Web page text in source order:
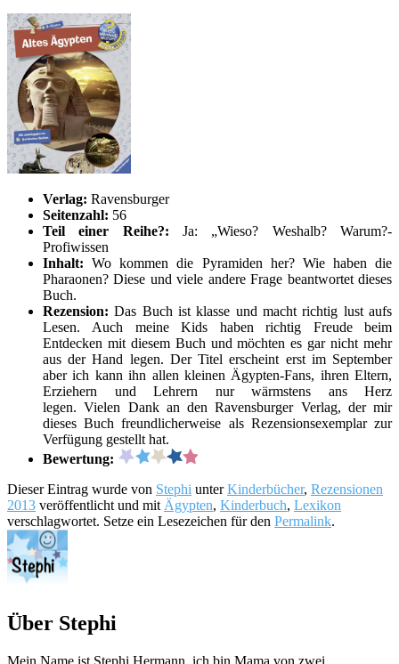
Verlag: Ravensburger
Seitenzahl: 56
Teil einer Reihe?: Ja: „Wieso? Weshalb? Warum?-
Profiwissen
Inhalt:Wo kommen die Pyramiden her? Wie haben die
Pharaonen? Diese und viele andere Frage beantwortet dieses
Buch.
Rezension:Das Buch ist klasse und macht richtig lust aufs
Lesen. Auch meine Kids haben richtig Freude beim
Entdecken mit diesem Buch und möchten es gar nicht mehr
aus der Hand legen. Der Titel erscheint erst im September
aber ich kann ihn allen kleinen Ägypten-Fans, ihren Eltern,
Erziehern und Lehrern nur wärmstens ans Herz
legen. Vielen Dank an den Ravensburger Verlag, der mir
dieses Buch freundlicherweise als Rezensionsexemplar zur
Verfügung gestellt hat.
Bewertung:
Dieser Eintrag wurde von Stephi unterKinderbücher, Rezensionen
2013 veröffentlicht und mit Ägypten, Kinderbuch, Lexikon
verschlagwortet. Setze ein Lesezeichen für den Permalink.
Über Stephi
Mein Name ist Stephi Hermann, ich bin Mama von zwei